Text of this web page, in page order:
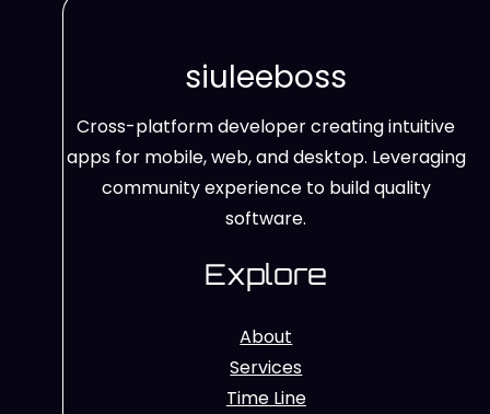
siuleeboss
Cross-platform developer creating intuitive
apps for mobile, web, and desktop. Leveraging
community experience to build quality
software.
Explore
About
Services
Time Line